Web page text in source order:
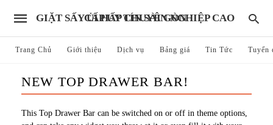
GIẶT SẤY ỦI HẤP CHUYÊN NGHIỆP CAO CẤP UY TÍN SÀI GÒN
Trang Chủ Giới thiệu Dịch vụ Bảng giá Tin Tức Tuyển
NEW TOP DRAWER BAR!
This Top Drawer Bar can be switched on or off in theme options,